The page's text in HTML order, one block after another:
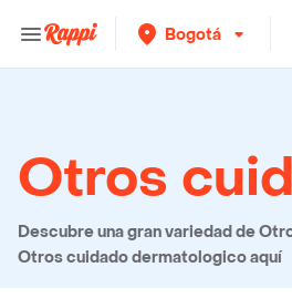
Bogotá
Otros
Descubre una gran variedad de
Otros cuidado dermatologico aquí